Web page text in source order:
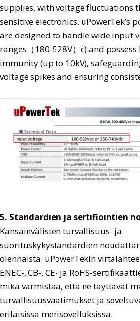
supplies, with voltage fluctuations
sensitive electronics. uPowerTek’s
are designed to handle wide input
ranges（180-528V）c) and
immunity (up to 10kV),
voltage spikes and ensuring
5. Standardien ja sertifiointien
Kansainvälisten turvallisuus- ja
suorituskykystandardien
olennaista. uPowerTekin
ENEC-, CB-, CE- ja RoHS-
mikä varmistaa, että ne täyttävät
turvallisuusvaatimukset ja
erilaisissa merisovelluksissa.